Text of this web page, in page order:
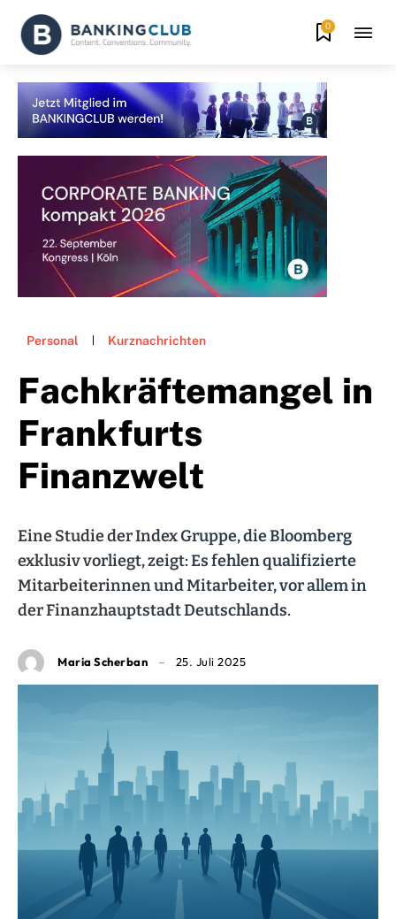
0
Personal Kurznachrichten
Fachkräftemangel in
Frankfurts
Finanzwelt
Eine Studie der Index Gruppe, die Bloomberg
exklusiv vorliegt, zeigt: Es fehlen qualifizierte
Mitarbeiterinnen und Mitarbeiter, vor allem in
der Finanzhauptstadt Deutschlands.
Maria Scherban 25. Juli 2025